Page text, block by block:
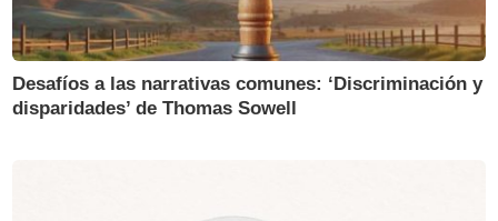
Desafíos a las narrativas comunes: ‘Discriminación y
disparidades’ de Thomas Sowell